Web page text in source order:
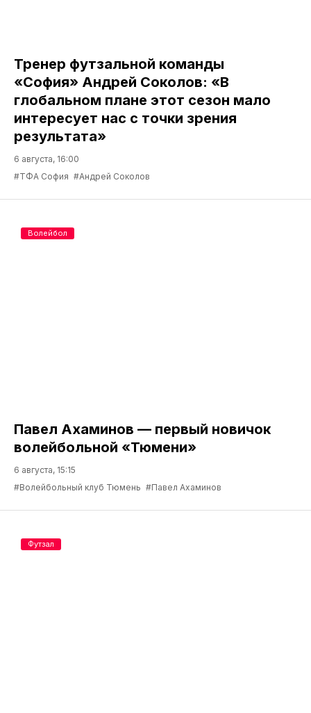
Тренер футзальной команды
«София» Андрей Соколов: «В
глобальном плане этот сезон мало
интересует нас с точки зрения
результата»
6 августа, 16:00
#ТФА София #Андрей Соколов
Павел Ахаминов — первый новичок
волейбольной «Тюмени»
6 августа, 15:15
#Волейбольный клуб Тюмень #Павел Ахаминов
Волейбол
Футзал